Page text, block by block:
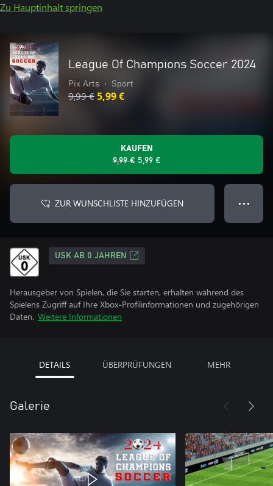
Zu Hauptinhalt springen
League Of Champions Soccer 2024
Pix Arts • Sport
9,99 €5,99 €
KAUFEN
9,99 € 5,99 €
ZUR WUNSCHLISTE HINZUFÜGEN ● ● ●
USK AB 0 JAHREN
Herausgeber von Spielen, die Sie starten, erhalten während des
Spielens Zugriff auf Ihre Xbox-Profilinformationen und zugehörigen
Daten. Weitere Informationen
DETAILS ÜBERPRÜFUNGEN MEHR
Galerie